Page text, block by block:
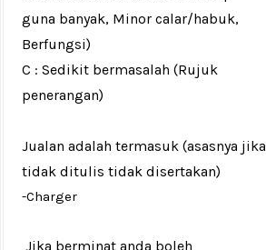
guna banyak, Minor calar/habuk,
Berfungsi)
C : Sedikit bermasalah (Rujuk
penerangan)
Jualan adalah termasuk (asasnya jika
tidak ditulis tidak disertakan)
-Charger
Jika berminat anda boleh